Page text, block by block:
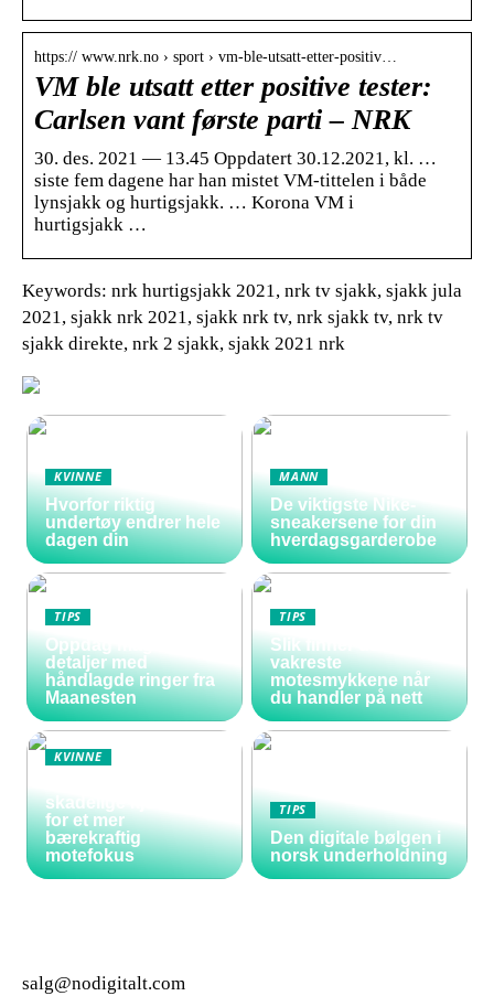
https:// www.nrk.no › sport › vm-ble-utsatt-etter-positiv…
VM ble utsatt etter positive tester:
Carlsen vant første parti – NRK
30. des. 2021 — 13.45 Oppdatert 30.12.2021, kl. …
siste fem dagene har han mistet VM-tittelen i både
lynsjakk og hurtigsjakk. … Korona VM i
hurtigsjakk …
Keywords: nrk hurtigsjakk 2021, nrk tv sjakk, sjakk jula
2021, sjakk nrk 2021, sjakk nrk tv, nrk sjakk tv, nrk tv
sjakk direkte, nrk 2 sjakk, sjakk 2021 nrk
KVINNE
Hvorfor riktig
undertøy endrer hele
dagen din
MANN
De viktigste Nike-
sneakersene for din
hverdagsgarderobe
TIPS
Oppdag magiske
detaljer med
håndlagde ringer fra
Maanesten
TIPS
Slik finner du de
vakreste
motesmykkene når
du handler på nett
KVINNE
skadelige kjemikalier
for et mer
bærekraftig
motefokus
TIPS
Den digitale bølgen i
norsk underholdning
salg@nodigitalt.com